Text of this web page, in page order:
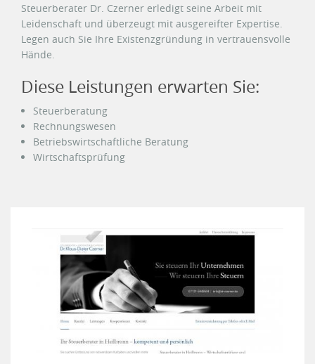
Steuerberater Dr. Czerner erledigt seine Arbeit mit
Leidenschaft und überzeugt mit ausgereifter Expertise.
Legen auch Sie Ihre Existenzgründung in vertrauensvolle
Hände.
Diese Leistungen erwarten Sie:
Steuerberatung
Rechnungswesen
Betriebswirtschaftliche Beratung
Wirtschaftsprüfung